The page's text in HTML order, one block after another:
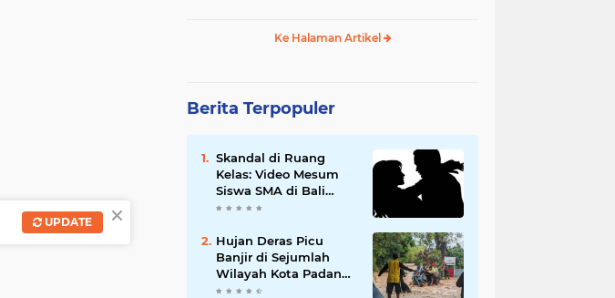
Ke Halaman Artikel
Berita Terpopuler
Skandal di Ruang
Kelas: Video Mesum
Siswa SMA di Bali
Viral, Hukuman dan
Mengikuti
Hujan Deras Picu
Banjir di Sejumlah
Wilayah Kota Padang,
Warga Dievakuasi dan
×
UPDATE